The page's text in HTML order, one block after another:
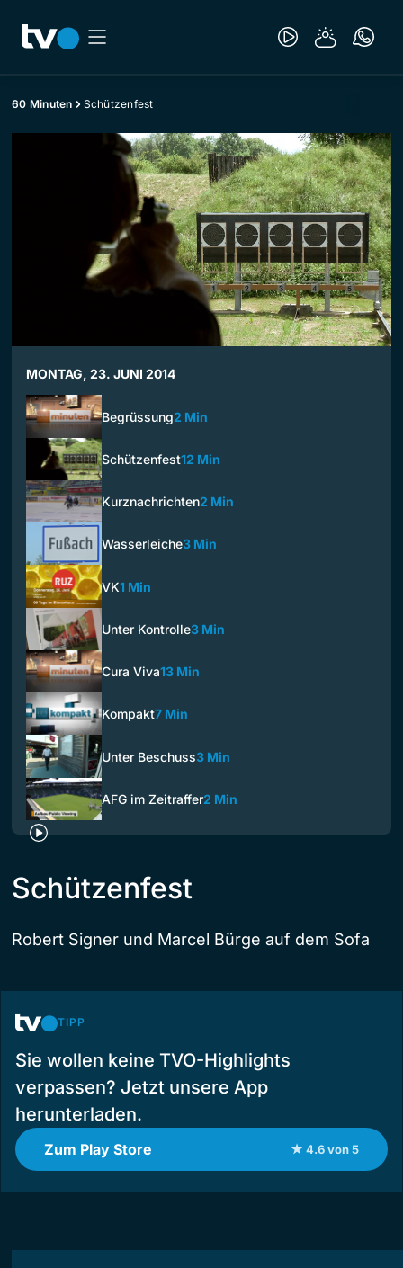
60 Minuten Schützenfest
MONTAG, 23. JUNI 2014
Begrüssung2 Min
Schützenfest12 Min
Kurznachrichten2 Min
Wasserleiche3 Min
VK1 Min
Unter Kontrolle3 Min
Cura Viva13 Min
Kompakt7 Min
Unter Beschuss3 Min
AFG im Zeitraffer2 Min
Schützenfest
Robert Signer und Marcel Bürge auf dem Sofa
TIPP
Sie wollen keine TVO-Highlights
verpassen? Jetzt unsere App
herunterladen.
Zum Play Store ★ 4.6 von 5